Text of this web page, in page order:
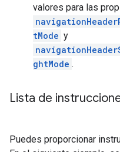
valores para las
tMode y
ghtMode .
Lista de
Puedes proporcionar